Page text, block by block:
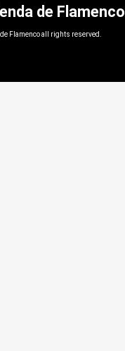
de Flamenco
Flamenco all rights reserved.